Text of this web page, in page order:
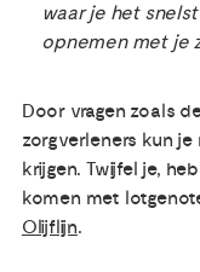
waar je het
opnemen met je
Door vragen zoals
zorgverleners kun
krijgen. Twijfel je,
komen met
Olijflijn.